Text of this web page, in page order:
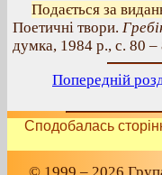
Подається за
Поетичні твори.
думка, 1984 р., с. 80 –
Попередній
Сподобалась